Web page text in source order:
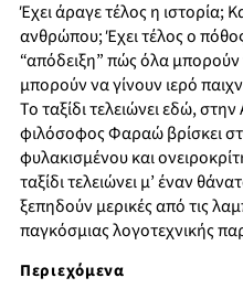
Έχει άραγε τέλος η ιστορία;
ανθρώπου; Έχει τέλος ο
“απόδειξη” πώς όλα
μπορούν να γίνουν ιερό
Το ταξίδι τελειώνει εδώ,
φιλόσοφος Φαραώ βρίσκει
φυλακισμένου και
ταξίδι τελειώνει μ’ έναν
ξεπηδούν μερικές από τις
παγκόσμιας λογοτεχνικής
Περιεχόμενα